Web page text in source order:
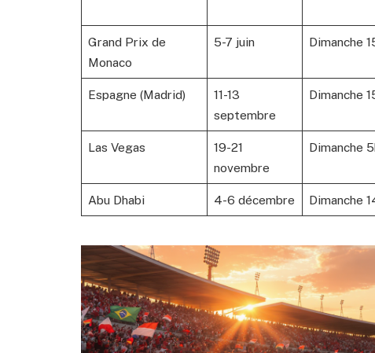
Grand Prix de
Monaco
5-7 juin Dimanche
Espagne (Madrid)
11-13
septembre
Dimanche
Las Vegas
19-21
novembre
Dimanche
Abu Dhabi 4-6 décembre Dimanche